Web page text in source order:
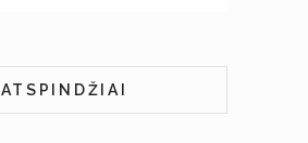
ATSPINDŽIAI